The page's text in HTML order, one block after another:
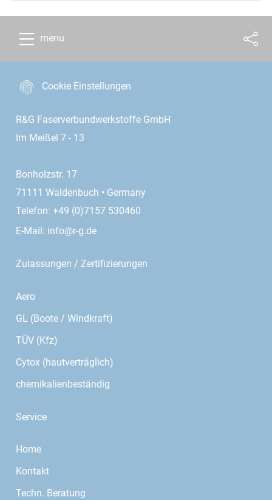
menu
Cookie Einstellungen
R&G Faserverbundwerkstoffe GmbH
Im Meißel 7 - 13
Bonholzstr. 17
71111 Waldenbuch • Germany
Telefon: +49 (0)7157 530460
E-Mail: info@r-g.de
Zulassungen / Zertifizierungen
Aero
GL (Boote / Windkraft)
TÜV (Kfz)
Cytox (hautverträglich)
chemikalienbeständig
Service
Home
Kontakt
Techn. Beratung